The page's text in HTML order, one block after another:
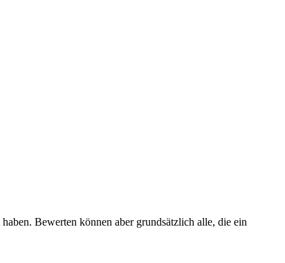
Bewerten können aber grundsätzlich alle, die ein